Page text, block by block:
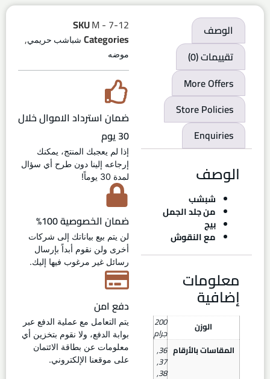
الوصف
تقييمات (0)
More Offers
Store Policies
Enquiries
الوصف
شبشب
من جلد الجمل
بيج
مع النقوش
معلومات
إضافية
الوزن 200
جرام
المقاسات بالأرقام 36
,
37
,
38
,
SKUM - 7-12
Categories شباشب حريمي,
موضه
ضمان استرداد الاموال خلال
30 يوم
إذا لم يعجبك المنتج، يمكنك
إرجاعه إلينا دون طرح أي سؤال
لمدة 30 يوماً!
ضمان الخصوصية 100%
لن يتم بيع بياناتك إلى شركات
أخرى ولن نقوم أبداً بإرسال
رسائل غير مرغوب فيها إليك.
دفع امن
يتم التعامل مع عملية الدفع عبر
بوابة الدفع، ولا نقوم بتخزين أي
معلومات عن بطاقة الائتمان
على موقعنا الإلكتروني.